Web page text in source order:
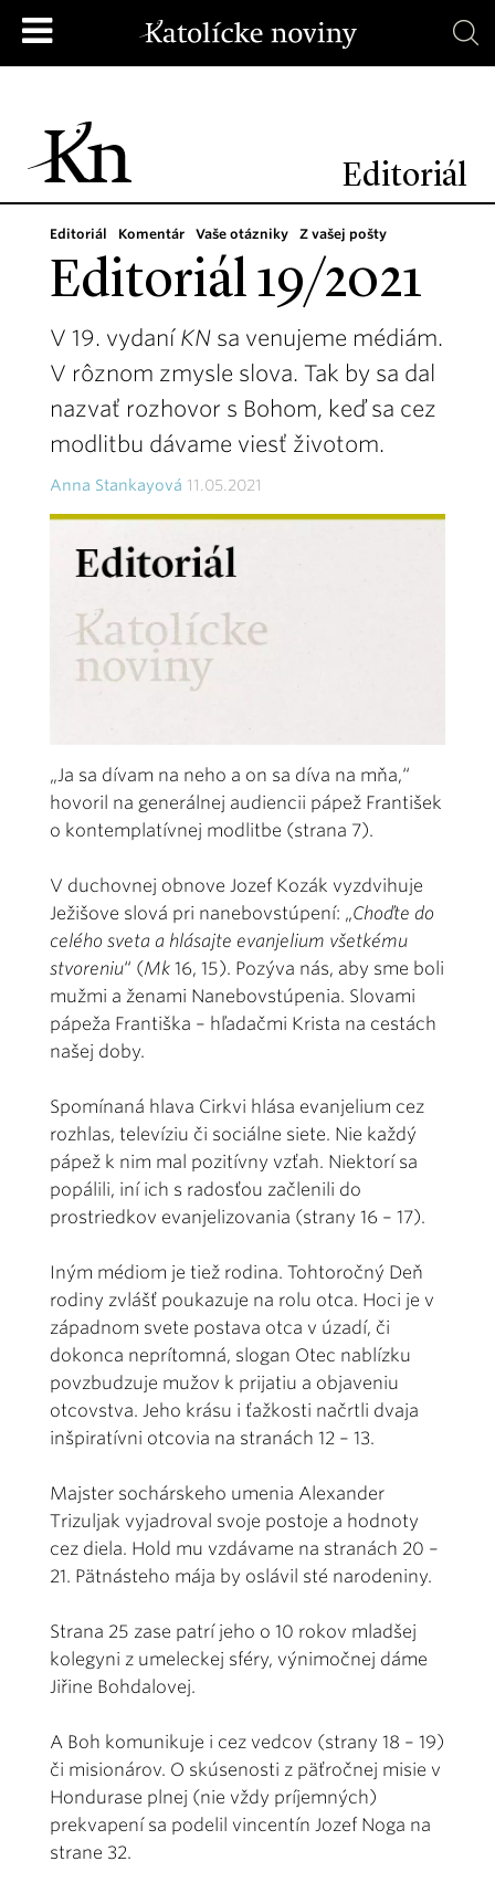
Editoriál
Editoriál Komentár Vaše otázniky Z vašej pošty
Editoriál 19/2021
V 19. vydaní KN sa venujeme médiám.
V rôznom zmysle slova. Tak by sa dal
nazvať rozhovor s Bohom, keď sa cez
modlitbu dávame viesť životom.
Anna Stankayová 11.05.2021
„Ja sa dívam na neho a on sa díva na mňa,“
hovoril na generálnej audiencii pápež František
o kontemplatívnej modlitbe (strana 7).
V duchovnej obnove Jozef Kozák vyzdvihuje
Ježišove slová pri nanebovstúpení: „Choďte do
celého sveta a hlásajte evanjelium všetkému
stvoreniu“ (Mk 16, 15). Pozýva nás, aby sme boli
mužmi a ženami Nanebovstúpenia. Slovami
pápeža Františka – hľadačmi Krista na cestách
našej doby.
Spomínaná hlava Cirkvi hlása evanjelium cez
rozhlas, televíziu či sociálne siete. Nie každý
pápež k nim mal pozitívny vzťah. Niektorí sa
popálili, iní ich s radosťou začlenili do
prostriedkov evanjelizovania (strany 16 – 17).
Iným médiom je tiež rodina. Tohtoročný Deň
rodiny zvlášť poukazuje na rolu otca. Hoci je v
západnom svete postava otca v úzadí, či
dokonca neprítomná, slogan Otec nablízku
povzbudzuje mužov k prijatiu a objaveniu
otcovstva. Jeho krásu i ťažkosti načrtli dvaja
inšpiratívni otcovia na stranách 12 – 13.
Majster sochárskeho umenia Alexander
Trizuljak vyjadroval svoje postoje a hodnoty
cez diela. Hold mu vzdávame na stranách 20 –
21. Pätnásteho mája by oslávil sté narodeniny.
Strana 25 zase patrí jeho o 10 rokov mladšej
kolegyni z umeleckej sféry, výnimočnej dáme
Jiřine Bohdalovej.
A Boh komunikuje i cez vedcov (strany 18 – 19)
či misionárov. O skúsenosti z päťročnej misie v
Hondurase plnej (nie vždy príjemných)
prekvapení sa podelil vincentín Jozef Noga na
strane 32.